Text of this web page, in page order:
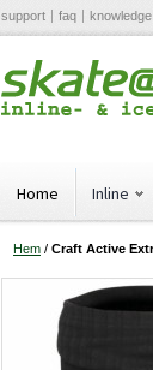
support faq
Home Inline
Hem / Craft Active